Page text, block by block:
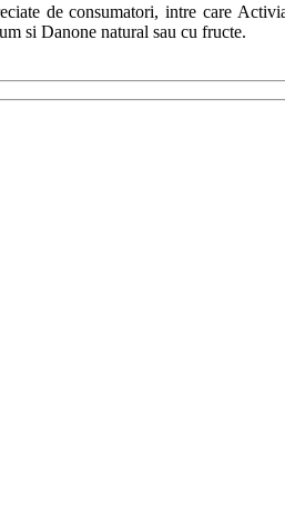
de consumatori, intre care
si Danone natural sau cu fructe.